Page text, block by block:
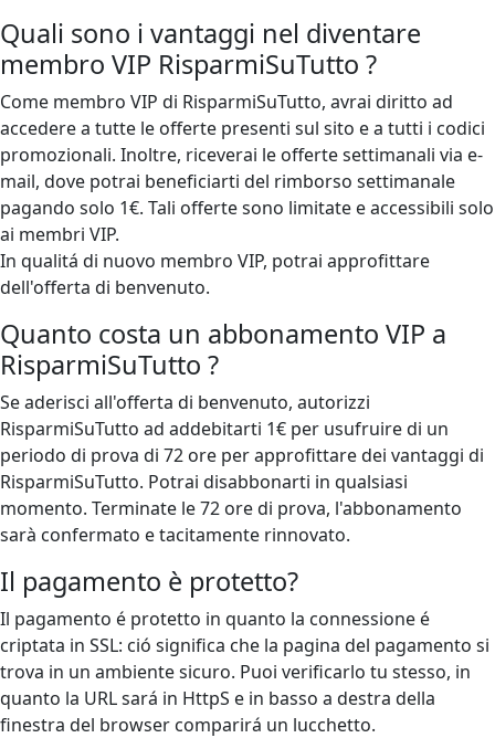
Quali sono i vantaggi nel diventare
membro VIP RisparmiSuTutto ?
Come membro VIP di RisparmiSuTutto, avrai diritto ad
accedere a tutte le offerte presenti sul sito e a tutti i codici
promozionali. Inoltre, riceverai le offerte settimanali via e-
mail, dove potrai beneficiarti del rimborso settimanale
pagando solo 1€. Tali offerte sono limitate e accessibili solo
ai membri VIP.
In qualitá di nuovo membro VIP, potrai approfittare
dell'offerta di benvenuto.
Quanto costa un abbonamento VIP a
RisparmiSuTutto ?
Se aderisci all'offerta di benvenuto, autorizzi
RisparmiSuTutto ad addebitarti 1€ per usufruire di un
periodo di prova di 72 ore per approfittare dei vantaggi di
RisparmiSuTutto. Potrai disabbonarti in qualsiasi
momento. Terminate le 72 ore di prova, l'abbonamento
sarà confermato e tacitamente rinnovato.
Il pagamento è protetto?
Il pagamento é protetto in quanto la connessione é
criptata in SSL: ció significa che la pagina del pagamento si
trova in un ambiente sicuro. Puoi verificarlo tu stesso, in
quanto la URL sará in HttpS e in basso a destra della
finestra del browser comparirá un lucchetto.